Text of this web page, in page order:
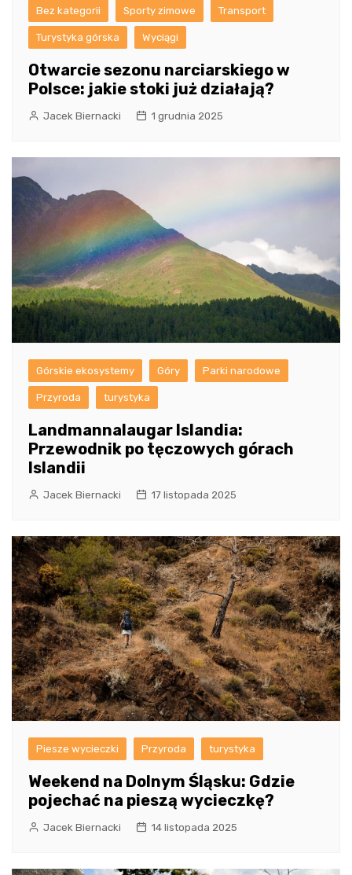
Bez kategorii Sporty zimowe Transport
Turystyka górska Wyciągi
Otwarcie sezonu narciarskiego w
Polsce: jakie stoki już działają?
Jacek Biernacki 1 grudnia 2025
Górskie ekosystemy Góry Parki narodowe
Przyroda turystyka
Landmannalaugar Islandia:
Przewodnik po tęczowych górach
Islandii
Jacek Biernacki 17 listopada 2025
Piesze wycieczki Przyroda turystyka
Weekend na Dolnym Śląsku: Gdzie
pojechać na pieszą wycieczkę?
Jacek Biernacki 14 listopada 2025